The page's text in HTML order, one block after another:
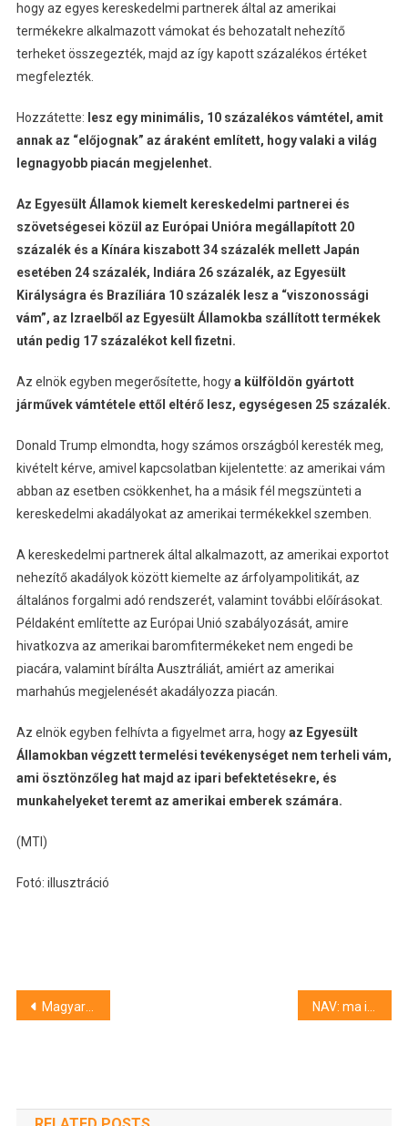
hogy az egyes kereskedelmi partnerek által az amerikai
termékekre alkalmazott vámokat és behozatalt nehezítő
terheket összegezték, majd az így kapott százalékos értéket
megfelezték.
Hozzátette: lesz egy minimális, 10 százalékos vámtétel, amit
annak az “előjognak” az áraként említett, hogy valaki a világ
legnagyobb piacán megjelenhet.
Az Egyesült Államok kiemelt kereskedelmi partnerei és
szövetségesei közül az Európai Unióra megállapított 20
százalék és a Kínára kiszabott 34 százalék mellett Japán
esetében 24 százalék, Indiára 26 százalék, az Egyesült
Királyságra és Brazíliára 10 százalék lesz a “viszonossági
vám”, az Izraelből az Egyesült Államokba szállított termékek
után pedig 17 százalékot kell fizetni.
Az elnök egyben megerősítette, hogya külföldön gyártott
járművek vámtétele ettől eltérő lesz, egységesen 25 százalék.
Donald Trump elmondta, hogy számos országból keresték meg,
kivételt kérve, amivel kapcsolatban kijelentette: az amerikai vám
abban az esetben csökkenhet, ha a másik fél megszünteti a
kereskedelmi akadályokat az amerikai termékekkel szemben.
A kereskedelmi partnerek által alkalmazott, az amerikai exportot
nehezítő akadályok között kiemelte az árfolyampolitikát, az
általános forgalmi adó rendszerét, valamint további előírásokat.
Példaként említette az Európai Unió szabályozását, amire
hivatkozva az amerikai baromfitermékeket nem engedi be
piacára, valamint bírálta Ausztráliát, amiért az amerikai
marhahús megjelenését akadályozza piacán.
Az elnök egyben felhívta a figyelmet arra, hogyaz Egyesült
Államokban végzett termelési tevékenységet nem terheli vám,
ami ösztönzőleg hat majd az ipari befektetésekre, és
munkahelyeket teremt az amerikai emberek számára.
(MTI)
Fotó: illusztráció
Bejegyzés
Magyarország kilép a Nemzetközi Büntetőbíróságból – jelentette be Gulyás Gergely